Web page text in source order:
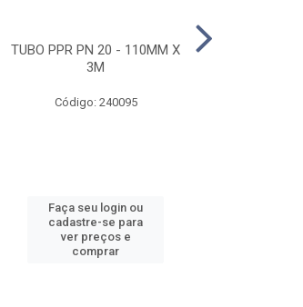
TUBO PPR PN 20 - 110MM X
3M
Código: 240095
Faça seu login ou
cadastre-se para
ver preços e
comprar